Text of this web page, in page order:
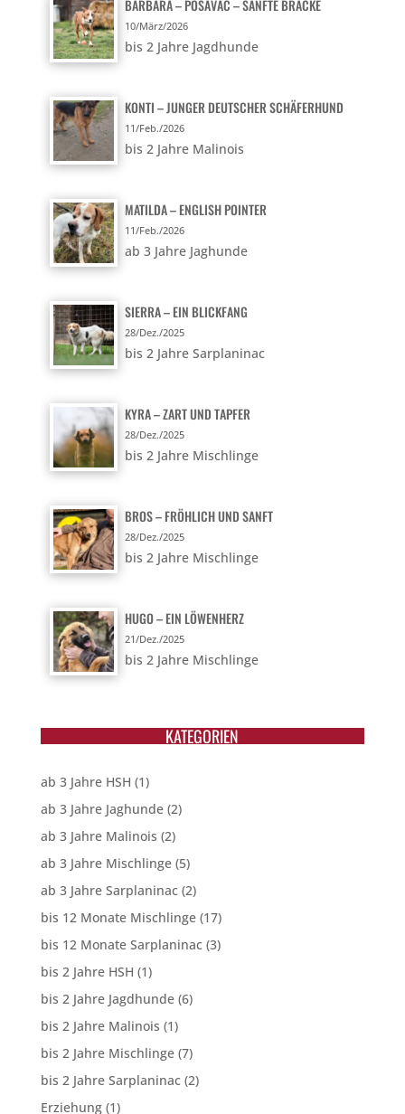
BARBARA – POSAVAC – SANFTE BRACKE
10/März/2026
bis 2 Jahre Jagdhunde
KONTI – JUNGER DEUTSCHER SCHÄFERHUND
11/Feb./2026
bis 2 Jahre Malinois
MATILDA – ENGLISH POINTER
11/Feb./2026
ab 3 Jahre Jaghunde
SIERRA – EIN BLICKFANG
28/Dez./2025
bis 2 Jahre Sarplaninac
KYRA – ZART UND TAPFER
28/Dez./2025
bis 2 Jahre Mischlinge
BROS – FRÖHLICH UND SANFT
28/Dez./2025
bis 2 Jahre Mischlinge
HUGO – EIN LÖWENHERZ
21/Dez./2025
bis 2 Jahre Mischlinge
KATEGORIEN
ab 3 Jahre HSH (1)
ab 3 Jahre Jaghunde(2)
ab 3 Jahre Malinois (2)
ab 3 Jahre Mischlinge(5)
ab 3 Jahre Sarplaninac(2)
bis 12 Monate Mischlinge(17)
bis 12 Monate Sarplaninac(3)
bis 2 Jahre HSH (1)
bis 2 Jahre Jagdhunde(6)
bis 2 Jahre Malinois (1)
bis 2 Jahre Mischlinge(7)
bis 2 Jahre Sarplaninac(2)
Erziehung(1)